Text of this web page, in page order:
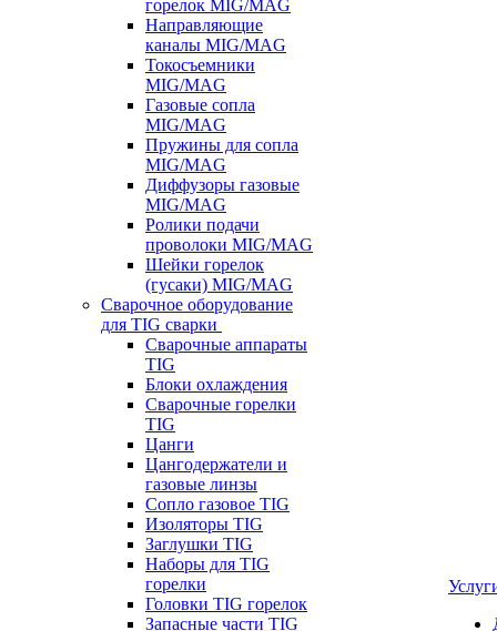
горелок MIG/MAG
Направляющие
каналы MIG/MAG
Токосъемники
MIG/MAG
Газовые сопла
MIG/MAG
Пружины для сопла
MIG/MAG
Диффузоры газовые
MIG/MAG
Ролики подачи
проволоки MIG/MAG
Шейки горелок
(гусаки) MIG/MAG
Сварочное оборудование
для TIG сварки
Сварочные аппараты
TIG
Блоки охлаждения
Сварочные горелки
TIG
Цанги
Цангодержатели и
газовые линзы
Сопло газовое TIG
Изоляторы TIG
Заглушки TIG
Наборы для TIG
горелки
Головки TIG горелок
Запасные части TIG